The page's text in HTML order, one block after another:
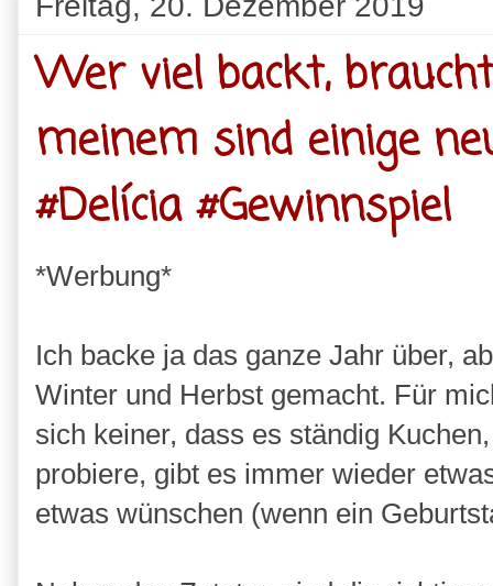
Wer viel backt,
meinem sind einige
#Delícia #Gewinnspiel
*Werbung*
Ich backe ja das ganze Jahr über,
Winter und Herbst gemacht. Für
sich keiner, dass es ständig
probiere, gibt es immer wieder
etwas wünschen (wenn ein